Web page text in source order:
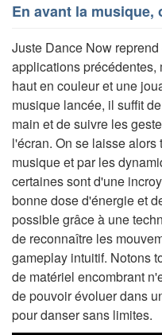
En avant la
Juste Dance Now
applications
haut en couleur et une
musique lancée, il suffit
main et de suivre les
l'écran. On se laisse
musique et par les
certaines sont d'une
bonne dose d'énergie et
possible grâce à une
de reconnaître les
gameplay intuitif. Notons
de matériel encombrant
de pouvoir évoluer dans
pour danser sans limites.